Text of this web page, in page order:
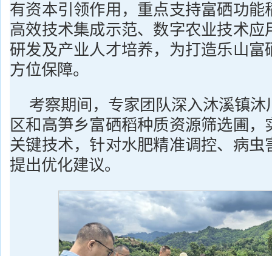
有资本引领作用，重点支持富硒功能
高效技术集成示范、数字农业技术应
研发及产业人才培养，为打造乐山富
方位保障。
考察期间，专家团队深入沐溪镇
区和高笋乡富硒稻种质资源筛选圃，
关键技术，针对水肥精准调控、病虫
提出优化建议。